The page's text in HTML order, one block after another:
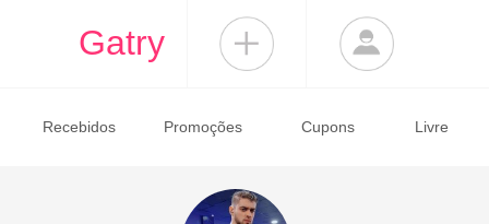
Gatry
Recebidos Promoções Cupons Livre